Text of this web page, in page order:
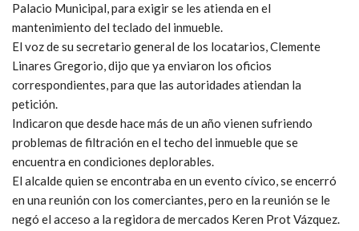
Palacio Municipal, para exigir se les atienda en el
mantenimiento del teclado del inmueble.
El voz de su secretario general de los locatarios, Clemente
Linares Gregorio, dijo que ya enviaron los oficios
correspondientes, para que las autoridades atiendan la
petición.
Indicaron que desde hace más de un año vienen sufriendo
problemas de filtración en el techo del inmueble que se
encuentra en condiciones deplorables.
El alcalde quien se encontraba en un evento cívico, se encerró
en una reunión con los comerciantes, pero en la reunión se le
negó el acceso a la regidora de mercados Keren Prot Vázquez.